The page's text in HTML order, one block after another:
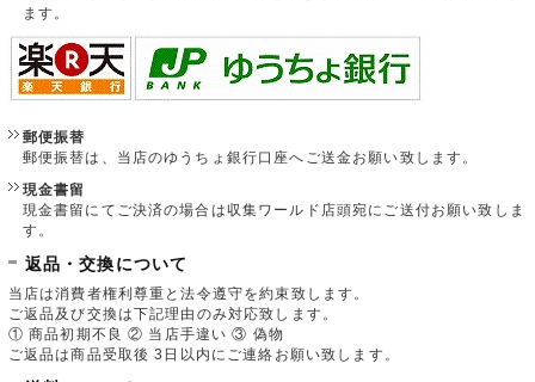
ます。
郵便振替
郵便振替は、当店のゆうちょ銀行口座へご送金お願い致します。
現金書留
現金書留にてご決済の場合は収集ワールド店頭宛にご送付お願い致しま
す。
返品・交換について
当店は消費者権利尊重と法令遵守を約束致します。
ご返品及び交換は下記理由のみ対応致します。
① 商品初期不良 ② 当店手違い ③ 偽物
ご返品は商品受取後 3日以内にご連絡お願い致します。